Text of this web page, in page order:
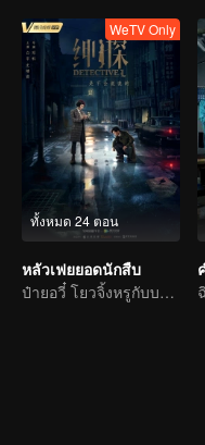
ทั้งหมด 24 ตอน
WeTV Only
หลัวเฟยยอดนักสืบ
ป๋ายอวี๋ โยวจิ้งหรูกับบทบาทนักสืบแห่งประชาชาติ